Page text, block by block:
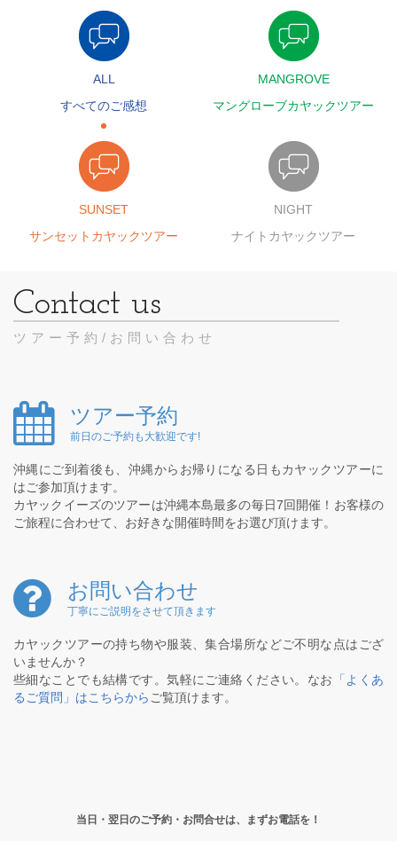
ALL
すべてのご感想
MANGROVE
マングローブカヤックツアー
SUNSET
サンセットカヤックツアー
NIGHT
ナイトカヤックツアー
ツアー予約/お問い合わせ
ツアー予約
前日のご予約も大歓迎です!
沖縄にご到着後も、沖縄からお帰りになる日もカヤックツアーに
はご参加頂けます。
カヤックイーズのツアーは沖縄本島最多の毎日7回開催！お客様の
ご旅程に合わせて、お好きな開催時間をお選び頂けます。
お問い合わせ
丁寧にご説明をさせて頂きます
カヤックツアーの持ち物や服装、集合場所などご不明な点はござ
いませんか？
些細なことでも結構です。気軽にご連絡ください。なお
「よくあ
るご質問」はこちらから ご覧頂けます。
当日・翌日のご予約・お問合せは、まずお電話を！